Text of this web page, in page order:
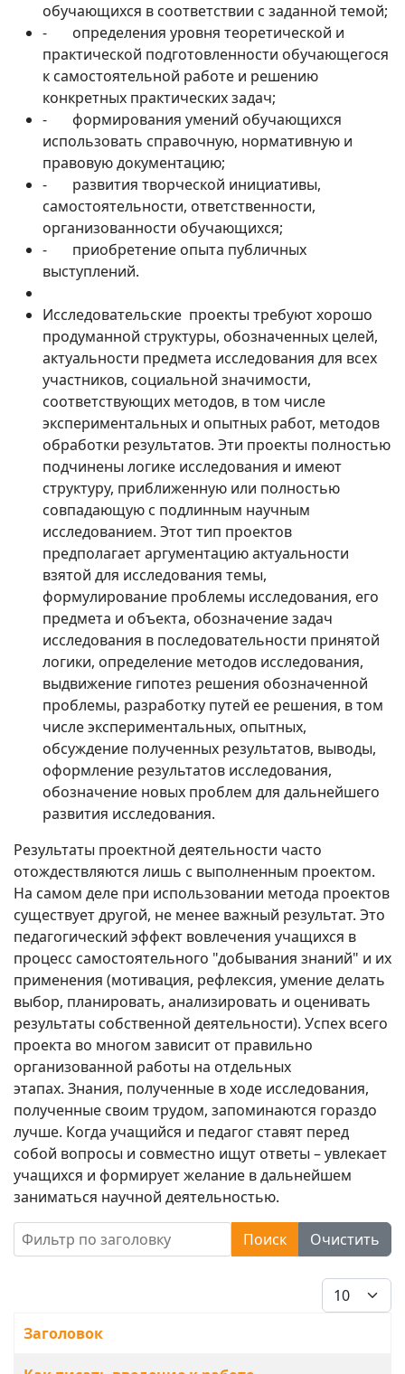
обучающихся в соответствии с заданной темой;
- определения уровня теоретической и
практической подготовленности обучающегося
к самостоятельной работе и решению
конкретных практических задач;
- формирования умений обучающихся
использовать справочную, нормативную и
правовую документацию;
- развития творческой инициативы,
самостоятельности, ответственности,
организованности обучающихся;
- приобретение опыта публичных
выступлений.
Исследовательские проекты требуют хорошо
продуманной структуры, обозначенных целей,
актуальности предмета исследования для всех
участников, социальной значимости,
соответствующих методов, в том числе
экспериментальных и опытных работ, методов
обработки результатов. Эти проекты полностью
подчинены логике исследования и имеют
структуру, приближенную или полностью
совпадающую с подлинным научным
исследованием. Этот тип проектов
предполагает аргументацию актуальности
взятой для исследования темы,
формулирование проблемы исследования, его
предмета и объекта, обозначение задач
исследования в последовательности принятой
логики, определение методов исследования,
выдвижение гипотез решения обозначенной
проблемы, разработку путей ее решения, в том
числе экспериментальных, опытных,
обсуждение полученных результатов, выводы,
оформление результатов исследования,
обозначение новых проблем для дальнейшего
развития исследования.
Результаты проектной деятельности часто
отождествляются лишь с выполненным проектом.
На самом деле при использовании метода проектов
существует другой, не менее важный результат. Это
педагогический эффект вовлечения учащихся в
процесс самостоятельного "добывания знаний" и их
применения (мотивация, рефлексия, умение делать
выбор, планировать, анализировать и оценивать
результаты собственной деятельности). Успех всего
проекта во многом зависит от правильно
организованной работы на отдельных
этапах. Знания, полученные в ходе исследования,
полученные своим трудом, запоминаются гораздо
лучше. Когда учащийся и педагог ставят перед
собой вопросы и совместно ищут ответы – увлекает
учащихся и формирует желание в дальнейшем
заниматься научной деятельностью.
Фильтр по заголовку
Поиск Очистить
Кол-во
Заголовок